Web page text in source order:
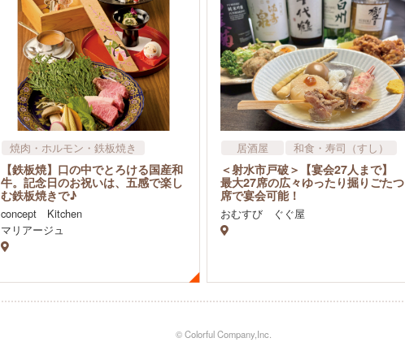
焼肉・ホルモン・鉄板焼き
和食・寿司（すし）
洋食・西洋料理
飲食店
【鉄板焼】口の中でとろける国産和
牛。記念日のお祝いは、五感で楽し
む鉄板焼きで♪
concept Kitchen
マリアージュ
居酒屋
和食・寿司（すし）
飲食店
＜射水市戸破＞【宴会27人まで】
最大27席の広々ゆったり掘りごたつ
席で宴会可能！
おむすび ぐぐ屋
© Colorful Company,Inc.